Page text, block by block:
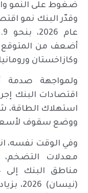
ضغوط على النمو
وقدّر البنك نمو
أضعف من المتوقع
وكازاخستان ورومانيا
ولمواجهة صدمة
اقتصادات البنك
استهلاك الطاقة،
ووضع سقوف لأسعار
وفي الوقت نفسه،
معدلات